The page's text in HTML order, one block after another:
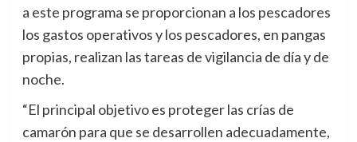
a este programa se proporcionan a los pescadores
los gastos operativos y los pescadores, en pangas
propias, realizan las tareas de vigilancia de día y de
noche.
“El principal objetivo es proteger las crías de
camarón para que se desarrollen adecuadamente,